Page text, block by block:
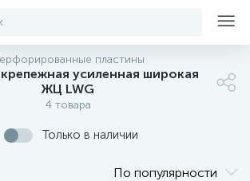
пластины
усиленная широкая
ЖЦ LWG
4 товара
Только в наличии
По популярности